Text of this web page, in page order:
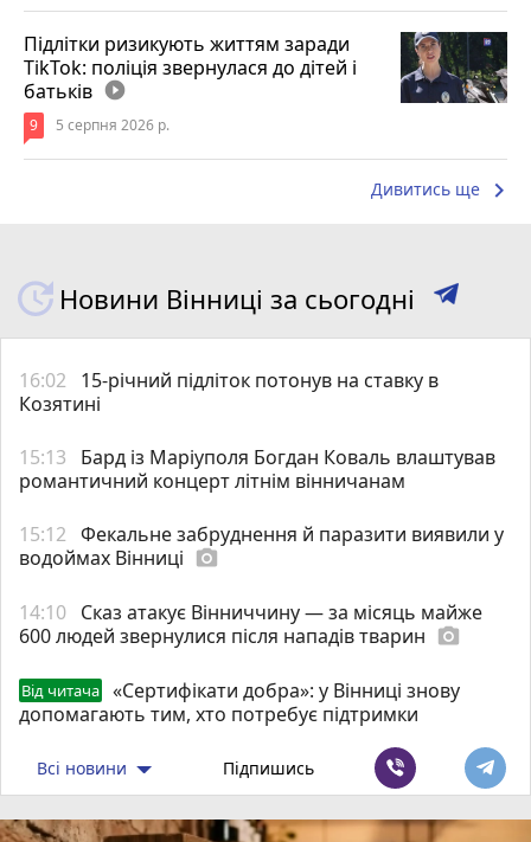
Підлітки ризикують життям заради
TikTok: поліція звернулася до дітей і
батьків play_circle_filled
9 5 серпня 2026 р.
Дивитись ще keyboard_arrow_right
Новини Вінниці за сьогодні
16:02
15-річний підліток потонув на ставку в
Козятині
15:13
Бард із Маріуполя Богдан Коваль влаштував
романтичний концерт літнім вінничанам
15:12 Фекальне забруднення й паразити виявили у
водоймах Вінниці photo_camera
14:10 Сказ атакує Вінниччину — за місяць майже
600 людей звернулися після нападів тварин photo_camera
Від читача
«Сертифікати добра»: у Вінниці знову
допомагають тим, хто потребує підтримки
Всі новини Підпишись